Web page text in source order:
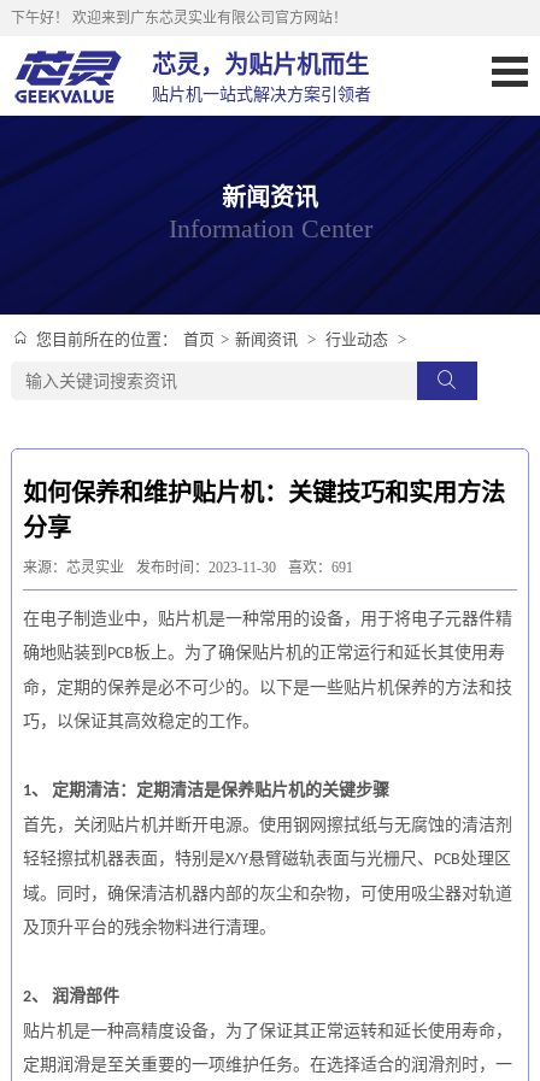
下午好！ 欢迎来到广东芯灵实业有限公司官方网站！
芯灵，为贴片机而生
贴片机一站式解决方案引领者
新闻资讯
Information Center
您目前所在的位置： 首页 > 新闻资讯 > 行业动态 >
如何保养和维护贴片机：关键技巧和实用方法
分享
来源：芯灵实业 发布时间：2023-11-30 喜欢：691
在电子制造业中， 贴片机是一种常用的设备，用于将电子元器件精
确地贴装到 PCB板上。为了确保贴片机的正常运行和延长其使用寿
命，定期的保养是必不可少的。以下是一些贴片机保养的方法和技
巧，以保证其高效稳定的工作。
1、 定期清洁：定期清洁是保养贴片机的关键步骤
首先，关闭贴片机并断开电源。使用钢网擦拭纸与无腐蚀的清洁剂
轻轻擦拭机器表面，特别是X/Y悬臂磁轨表面与光栅尺、 PCB处理区
域。同时，确保清洁机器内部的灰尘和杂物，可使用吸尘器对轨道
及顶升平台的残余物料进行清理。
2、 润滑部件
贴片机是一种高精度设备，为了保证其正常运转和延长使用寿命，
定期润滑是至关重要的一项维护任务。在选择适合的润滑剂时，一